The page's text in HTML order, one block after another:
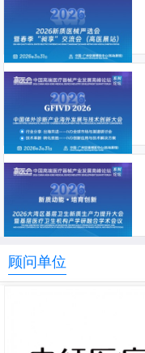
顾问单位